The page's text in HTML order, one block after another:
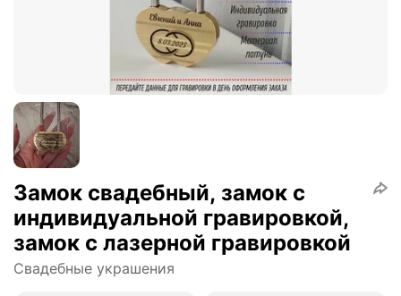
Замок свадебный, замок с
индивидуальной гравировкой,
замок с лазерной гравировкой
Свадебные украшения